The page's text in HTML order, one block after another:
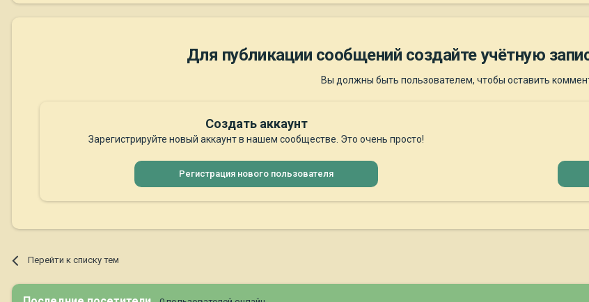
Для публикации сообщений создайте учётную
Вы должны быть пользователем, чтобы оставить
Создать аккаунт
Зарегистрируйте новый аккаунт в нашем сообществе. Это очень просто!
Регистрация нового пользователя
Перейти к списку тем